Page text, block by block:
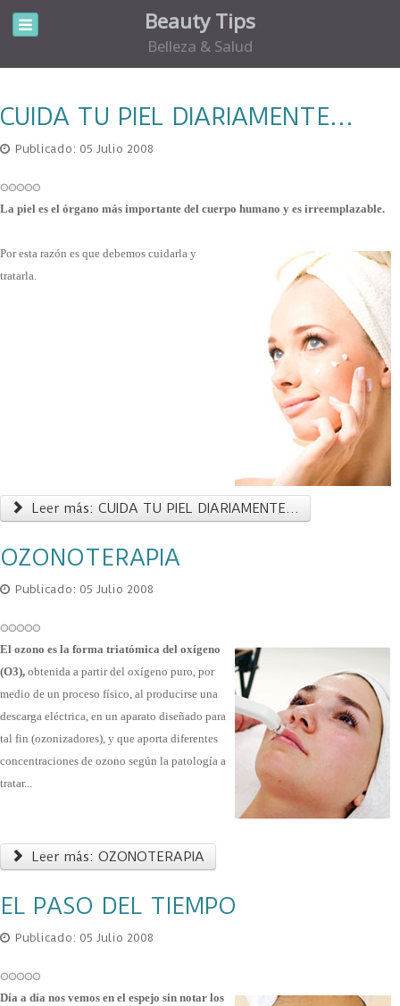
Beauty Tips
Belleza & Salud
CUIDA TU PIEL DIARIAMENTE...
Publicado: 05 Julio 2008
La piel es el órgano más importante del cuerpo humano y es irreemplazable.
Por esta razón es que debemos cuidarla y
tratarla.
Leer más: CUIDA TU PIEL DIARIAMENTE...
OZONOTERAPIA
Publicado: 05 Julio 2008
El ozono es la forma triatómica del oxígeno
(O3), obtenida a partir del oxígeno puro, por
medio de un proceso físico, al producirse una
descarga eléctrica, en un aparato diseñado para
tal fin (ozonizadores), y que aporta diferentes
concentraciones de ozono según la patología a
tratar...
Leer más: OZONOTERAPIA
EL PASO DEL TIEMPO
Publicado: 05 Julio 2008
Día a día nos vemos en el espejo sin notar los